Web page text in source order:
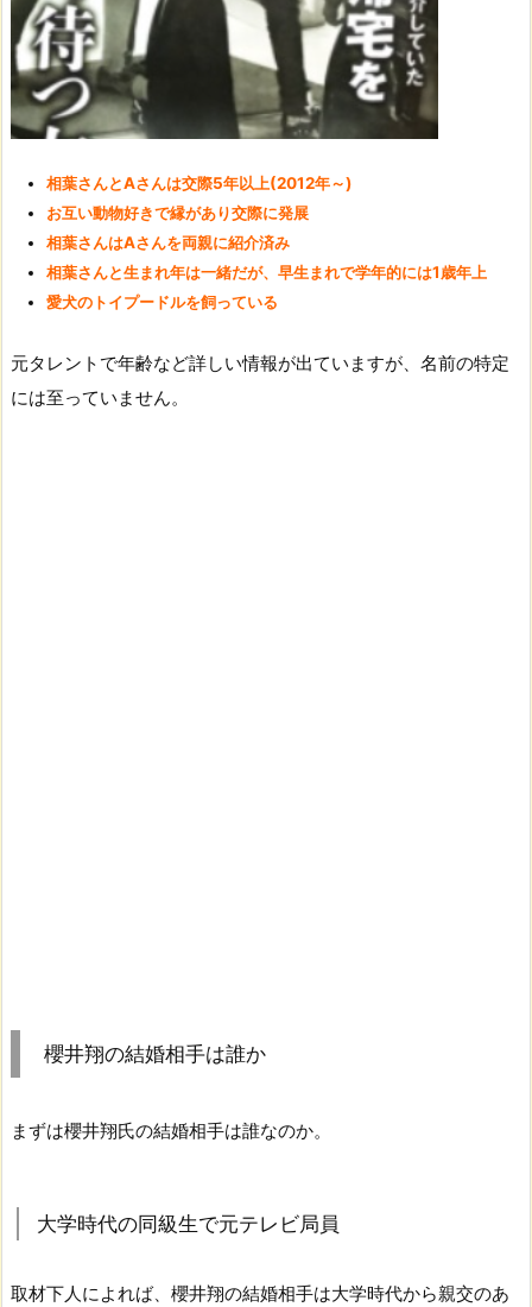
相葉さんとAさんは交際5年以上(2012年～)
お互い動物好きで縁があり交際に発展
相葉さんはAさんを両親に紹介済み
相葉さんと生まれ年は一緒だが、早生まれで学年的には1歳年上
愛犬のトイプードルを飼っている
元タレントで年齢など詳しい情報が出ていますが、名前の特定
には至っていません。
櫻井翔の結婚相手は誰か
まずは櫻井翔氏の結婚相手は誰なのか。
大学時代の同級生で元テレビ局員
取材下人によれば、櫻井翔の結婚相手は大学時代から親交のあ